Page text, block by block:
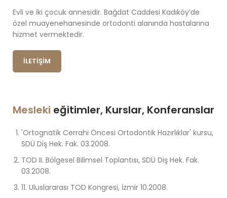
Evli ve iki çocuk annesidir. Bağdat Caddesi Kadıköy’de
özel muayenehanesinde ortodonti alanında hastalarına
hizmet vermektedir.
İLETIŞIM
Mesleki eğitimler, Kurslar, Konferanslar
'Ortognatik Cerrahi Öncesi Ortodontik Hazırlıklar' kursu,
SDÜ Diş Hek. Fak. 03.2008.
TOD II. Bölgesel Bilimsel Toplantısı, SDÜ Diş Hek. Fak.
03.2008.
11. Uluslararası TOD Kongresi, İzmir 10.2008.